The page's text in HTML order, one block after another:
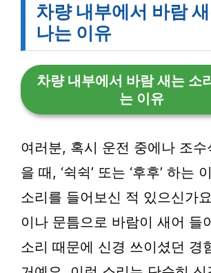
차량 내부에서 바람
나는 이유
차량 내부에서 바람 새는 소
는 이유
여러분, 혹시 운전 중에나 조수
을 때, ‘쉭쉭’ 또는 ‘후후’ 하는
소리를 들어보신 적 있으신가
이나 문틈으로 바람이 새어 들
소리 때문에 신경 쓰이셨던 경